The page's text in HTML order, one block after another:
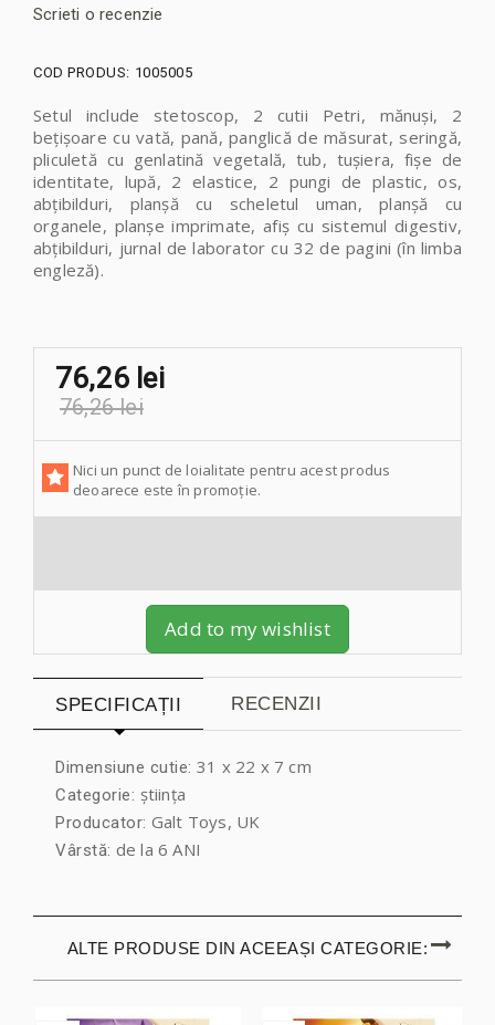
Scrieti o recenzie
COD PRODUS: 1005005
Setul include stetoscop, 2 cutii Petri, mănuși, 2
bețișoare cu vată, pană, panglică de măsurat, seringă,
pliculetă cu genlatină vegetală, tub, tușiera, fișe de
identitate, lupă, 2 elastice, 2 pungi de plastic, os,
abțibilduri, planșă cu scheletul uman, planșă cu
organele, planșe imprimate, afiș cu sistemul digestiv,
abțibilduri, jurnal de laborator cu 32 de pagini (în limba
engleză).
76,26 lei
76,26 lei
Nici un punct de loialitate pentru acest produs
deoarece este în promoție.
Add to my wishlist
SPECIFICAȚII RECENZII
Dimensiune cutie: 31 x 22 x 7 cm
Categorie: știința
Producator: Galt Toys, UK
Vârstă: de la 6 ANI
ALTE PRODUSE DIN ACEEAȘI CATEGORIE: